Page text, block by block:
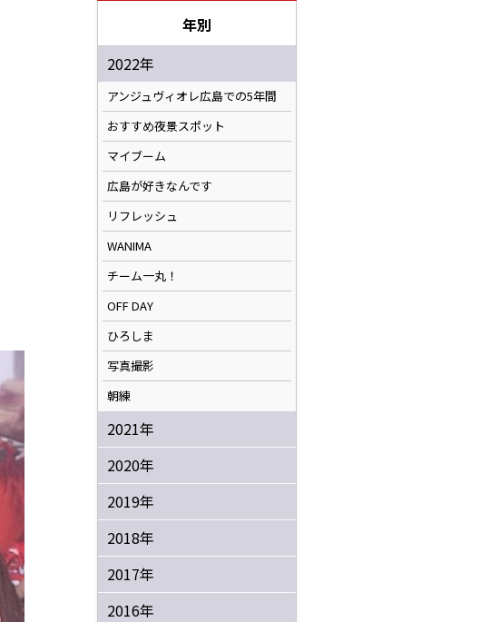
年別
2022年
アンジュヴィオレ広島での5年間
おすすめ夜景スポット
マイブーム
広島が好きなんです
リフレッシュ
WANIMA
チーム一丸！
OFF DAY
ひろしま
写真撮影
朝練
2021年
2020年
2019年
2018年
2017年
2016年